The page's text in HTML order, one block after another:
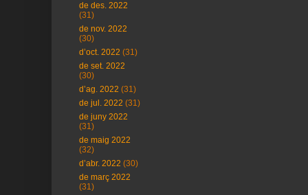
de des. 2022
(31)
de nov. 2022
(30)
d’oct. 2022 (31)
de set. 2022
(30)
d’ag. 2022 (31)
de jul. 2022 (31)
de juny 2022
(31)
de maig 2022
(32)
d’abr. 2022 (30)
de març 2022
(31)